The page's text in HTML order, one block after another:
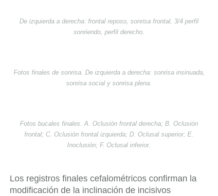
De izquierda a derecha: frontal reposo, sonrisa frontal, 3/4 perfil
sonriendo, perfil derecho.
Fotos finales de sonrisa. De izquierda a derecha: sonrisa insinuada,
sonrisa social y sonrisa plena.
Fotos bucales finales. A. Oclusión frontal derecha; B. Oclusión
frontal; C. Oclusión frontal izquierda; D. Oclusal superior; E.
Inoclusión; F. Oclusal inferior.
Los registros finales cefalométricos confirman la
modificación de la inclinación de incisivos